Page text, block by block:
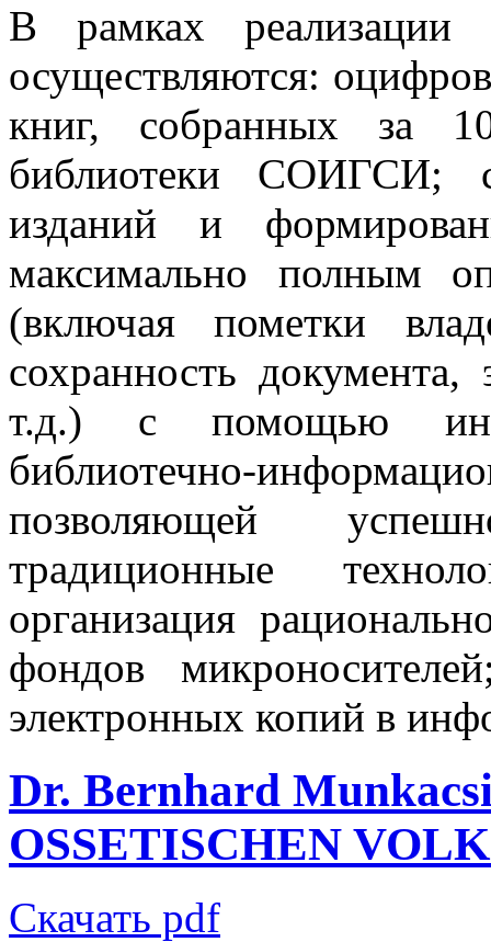
В рамках реализации
осуществляются:
книг, собранных за
библиотеки СОИГСИ;
изданий и
максимально полным
(включая пометки
сохранность
т.д.) с помощью
библиотечно-
позволяющей
традиционные
организация
фондов
электронных копий в
Dr. Bernhard
OSSETISCHEN
Скачать pdf